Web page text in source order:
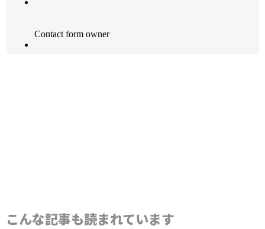
こんな記事も読まれています